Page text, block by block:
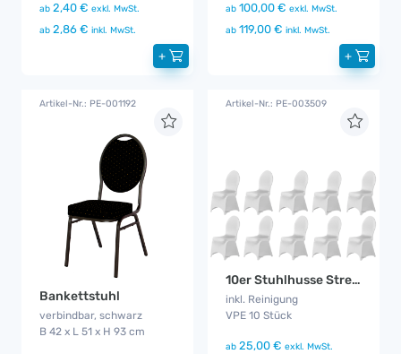
ab 2,40 € exkl. MwSt.
ab 2,86 € inkl. MwSt.
+
ab 100,00 € exkl. MwSt.
ab 119,00 € inkl. MwSt.
+
Artikel-Nr.: PE-001192
Bankettstuhl
verbindbar, schwarz
B 42 x L 51 x H 93 cm
Artikel-Nr.: PE-003509
10er Stuhlhusse Stretch weiß
inkl. Reinigung
VPE 10 Stück
ab 25,00 € exkl. MwSt.